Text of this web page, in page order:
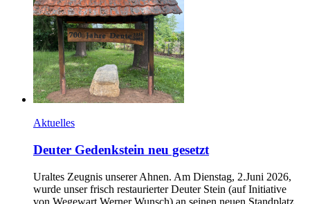
Aktuelles
Deuter Gedenkstein neu gesetzt
Uraltes Zeugnis unserer Ahnen. Am Dienstag, 2.Juni 2026,
wurde unser frisch restaurierter Deuter Stein (auf Initiative
von Wegewart Werner Wunsch) an seinen neuen Standplatz